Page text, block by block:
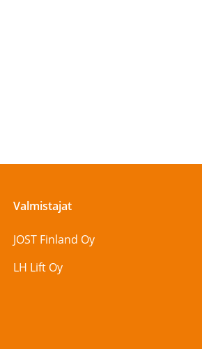
Valmistajat
JOST Finland Oy
LH Lift Oy